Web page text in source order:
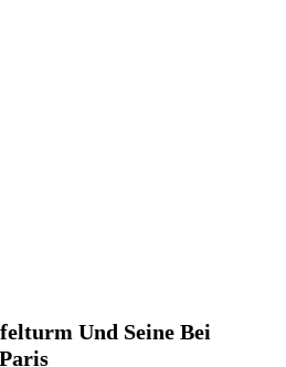
Und Seine Bei